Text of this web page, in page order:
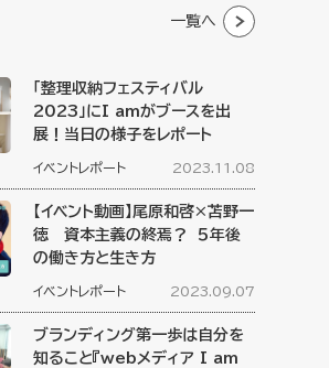
一覧へ
「整理収納フェスティバル
2023」にI amがブースを出
展！当日の様子をレポート
イベントレポート 2023.11.08
【イベント動画】尾原和啓×苫野一
徳 資本主義の終焉？ ５年後
の働き方と生き方
イベントレポート 2023.09.07
ブランディング第一歩は自分を
知ること『webメディア I am